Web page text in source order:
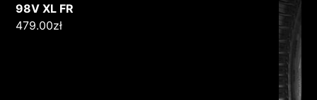
98V XL FR
479.00zł